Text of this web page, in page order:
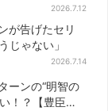
ーカーに聞い
2026.7.12
が告げたセリ
じゃない」
2026.7.14
ーンの“明智の
！？【豊臣兄